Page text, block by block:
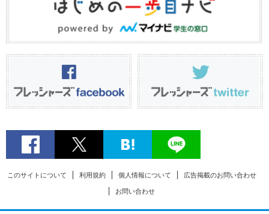
このサイトについて 利用規約 個人情報について 広告掲載のお問い合わせ
お問い合わせ